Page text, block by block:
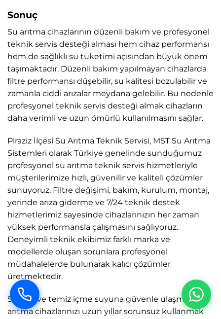
Sonuç
Su arıtma cihazlarının düzenli bakım ve profesyonel
teknik servis desteği alması hem cihaz performansı
hem de sağlıklı su tüketimi açısından büyük önem
taşımaktadır. Düzenli bakım yapılmayan cihazlarda
filtre performansı düşebilir, su kalitesi bozulabilir ve
zamanla ciddi arızalar meydana gelebilir. Bu nedenle
profesyonel teknik servis desteği almak cihazların
daha verimli ve uzun ömürlü kullanılmasını sağlar.
Piraziz İlçesi Su Arıtma Teknik Servisi, MST Su Arıtma
Sistemleri olarak Türkiye genelinde sunduğumuz
profesyonel su arıtma teknik servis hizmetleriyle
müşterilerimize hızlı, güvenilir ve kaliteli çözümler
sunuyoruz. Filtre değişimi, bakım, kurulum, montaj,
yerinde arıza giderme ve 7/24 teknik destek
hizmetlerimiz sayesinde cihazlarınızın her zaman
yüksek performansla çalışmasını sağlıyoruz.
Deneyimli teknik ekibimiz farklı marka ve
modellerde oluşan sorunlara profesyonel
müdahalelerde bulunarak kalıcı çözümler
üretmektedir.
Sağlıklı ve temiz içme suyuna güvenle ulaşmak, su
arıtma cihazlarınızı uzun yıllar sorunsuz kullanmak